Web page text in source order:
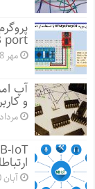
port
مهر 18, 1399
آپ
و
مرداد 12,
آبان 30, 1400